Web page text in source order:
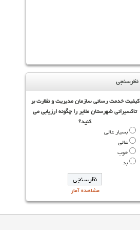
نظرسنجی
کیفیت خدمت رسانی سازمان مدیریت و نظارت بر
تاکسیرانی شهرستان ملایر را چگونه ارزیابی می
کنید؟
بسیار عالی
عالی
خوب
بد
مشاهده آمار